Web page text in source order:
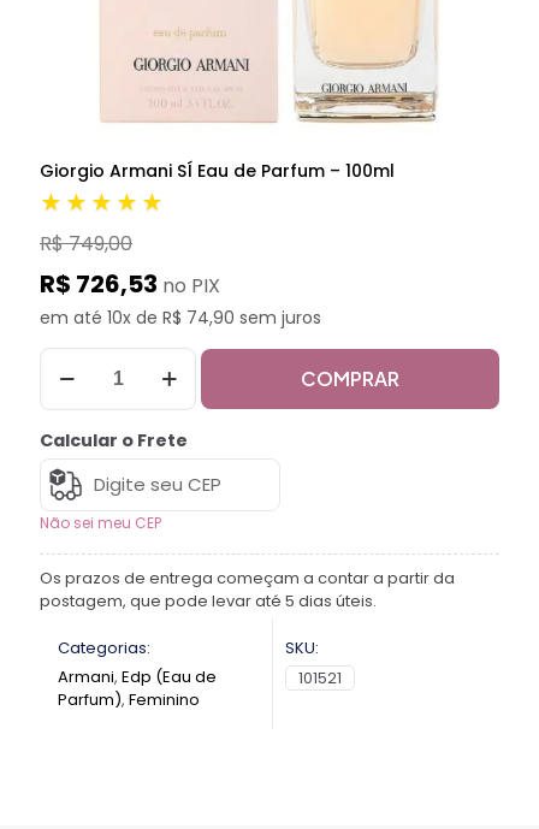
Giorgio Armani SÍ Eau de Parfum – 100ml
★★★★★
R$ 749,00
R$ 726,53 no PIX
em até 10x de R$ 74,90 sem juros
COMPRAR
Calcular o Frete
Não sei meu CEP
Os prazos de entrega começam a contar a partir da
postagem, que pode levar até 5 dias úteis.
Categorias:
Armani, Edp (Eau de
Parfum), Feminino
SKU:
101521